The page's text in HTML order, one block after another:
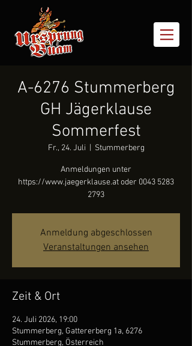
A-6276 Stummerberg
GH Jägerklause
Sommerfest
Fr., 24. Juli Stummerberg
Anmeldungen unter
https://www.jaegerklause.at oder 0043 5283
2793
Anmeldung abgeschlossen
Veranstaltungen ansehen
Zeit & Ort
24. Juli 2026, 19:00
Stummerberg, Gattererberg 1a, 6276
Stummerberg, Österreich